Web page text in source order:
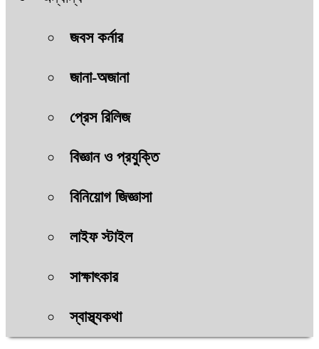
জবস কর্নার
জানা-অজানা
প্রেস রিলিজ
বিজ্ঞান ও প্রযুক্তি
বিনিয়োগ জিজ্ঞাসা
লাইফ স্টাইল
সাক্ষাৎকার
স্বাস্থ্যকথা